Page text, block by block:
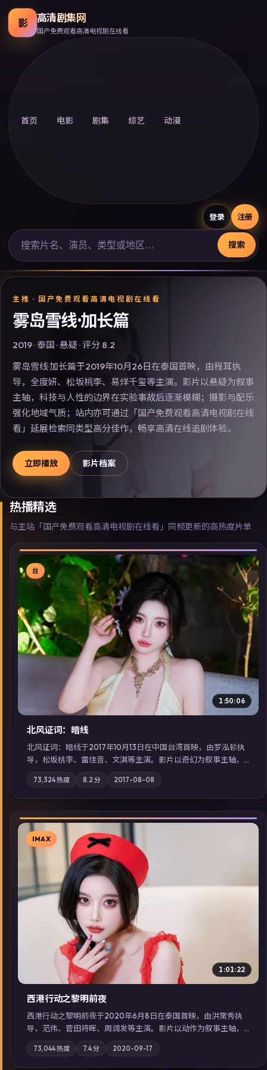
影 高清剧集网
国产免费观看高清电视剧在线看
首页 电影 剧集 综艺 动漫
登录 注册
搜索
主推 · 国产免费观看高清电视剧在线看
雾岛雪线·加长篇
2019·泰国 ·悬疑 · 评分 8.2
雾岛雪线·加长篇于2019年10月26日在泰国首映，由程耳执
导，全度妍、松坂桃李、易烊千玺等主演。影片以悬疑为叙事
主轴，科技与人性的边界在实验事故后逐渐模糊；摄影与配乐
强化地域气质；站内亦可通过「国产免费观看高清电视剧在线
看」延展检索同类型高分佳作，畅享高清在线追剧体验。
立即播放 影片档案
热播精选
与主站「国产免费观看高清电视剧在线看」同频更新的高热度片单
▶
台
1:50:06
北风证词：暗线
北风证词：暗线于2017年10月13日在中国台湾首映，由罗泓轸执
导，松坂桃李、雷佳音、文淇等主演。影片以奇幻为叙事主轴，
旧案重提，真相与谎言在同一条时间线上交锋；摄影与配乐强化
地域气质；站内亦可通过「国产免费观看高清电视剧在线看」延
展检索同类型高分佳作，畅享高清在线追剧体验。
73,324热度 8.2 分 2017-08-08
▶
IMAX
1:01:22
西港行动之黎明前夜
西港行动之黎明前夜于2020年6月8日在泰国首映，由洪常秀执
导，范伟、菅田将晖、周润发等主演。影片以动作为叙事主轴，
亲情与职责必须在倒计时结束前做出抉择；摄影与配乐强化地域
气质；站内亦可通过「国产免费观看高清电视剧在线看」延展检
索同类型高分佳作，畅享高清在线追剧体验。
73,044热度 7.4分 2020-09-17